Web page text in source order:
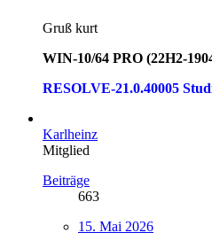
Gruß kurt
WIN-10/64 PRO (22H2-
RESOLVE-21.0.40005
Karlheinz
Mitglied
Beiträge
663
15. Mai 2026